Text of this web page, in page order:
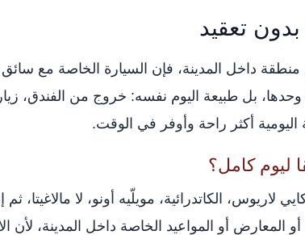
بدون تعقيد
داخل المدينة، فإن السيارة الخاصة مع سائق
بل طبيعة اليوم نفسه: خروج من الفندق، زيارة
أكثر راحة وأوفر في الوقت.
ليوم كامل؟
لاريوس، الكاتدرائية، مويلّيه أونو، لا
المعارض أو المواعيد الخاصة داخل المدينة، لأن